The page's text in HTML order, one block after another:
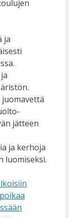
ja
jätteen
ja kerhoja
luomiseksi.